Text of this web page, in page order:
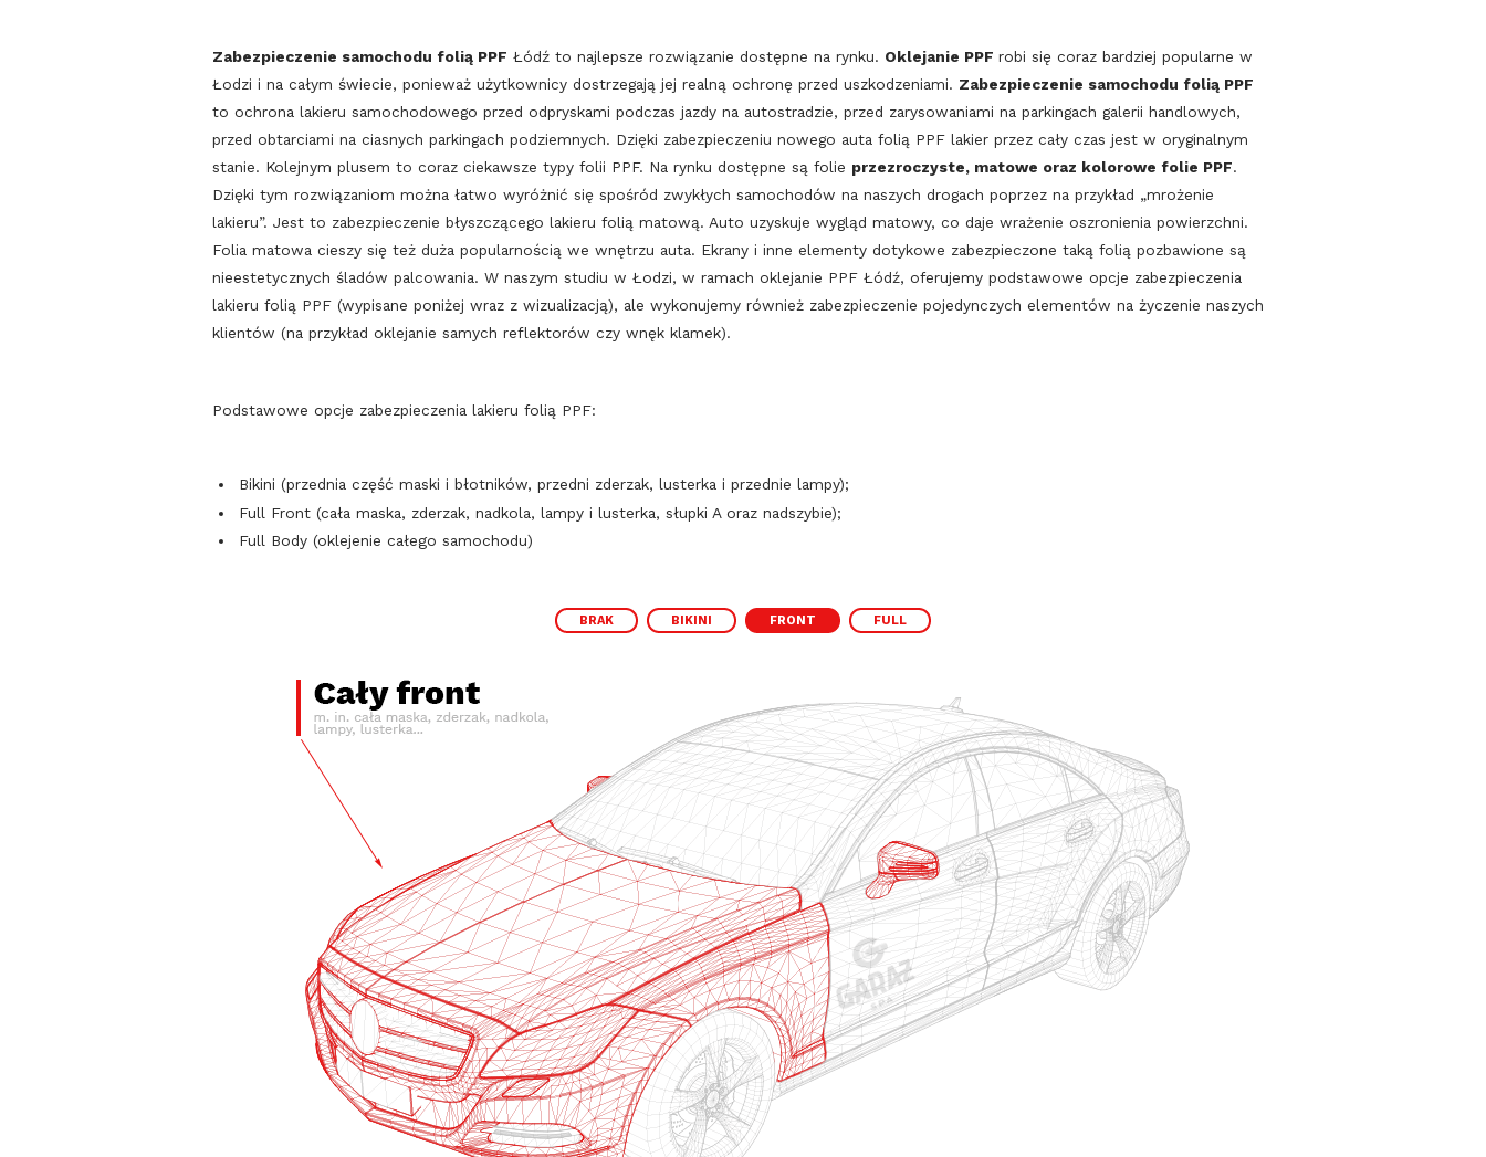
Zabezpieczenie samochodu folią PPF Łódź to najlepsze rozwiązanie dostępne na rynku. Oklejanie PPF robi się coraz bardziej popularne w
Łodzi i na całym świecie, ponieważ użytkownicy dostrzegają jej realną ochronę przed uszkodzeniami. Zabezpieczenie samochodu folią PPF
to ochrona lakieru samochodowego przed odpryskami podczas jazdy na autostradzie, przed zarysowaniami na parkingach galerii handlowych,
przed obtarciami na ciasnych parkingach podziemnych. Dzięki zabezpieczeniu nowego auta folią PPF lakier przez cały czas jest w oryginalnym
stanie. Kolejnym plusem to coraz ciekawsze typy folii PPF. Na rynku dostępne są folie przezroczyste, matowe oraz kolorowe folie PPF.
Dzięki tym rozwiązaniom można łatwo wyróżnić się spośród zwykłych samochodów na naszych drogach poprzez na przykład „mrożenie
lakieru”. Jest to zabezpieczenie błyszczącego lakieru folią matową. Auto uzyskuje wygląd matowy, co daje wrażenie oszronienia powierzchni.
Folia matowa cieszy się też duża popularnością we wnętrzu auta. Ekrany i inne elementy dotykowe zabezpieczone taką folią pozbawione są
nieestetycznych śladów palcowania. W naszym studiu w Łodzi, w ramach oklejanie PPF Łódź, oferujemy podstawowe opcje zabezpieczenia
lakieru folią PPF (wypisane poniżej wraz z wizualizacją), ale wykonujemy również zabezpieczenie pojedynczych elementów na życzenie naszych
klientów (na przykład oklejanie samych reflektorów czy wnęk klamek).
Podstawowe opcje zabezpieczenia lakieru folią PPF:
Bikini (przednia część maski i błotników, przedni zderzak, lusterka i przednie lampy);
Full Front (cała maska, zderzak, nadkola, lampy i lusterka, słupki A oraz nadszybie);
Full Body (oklejenie całego samochodu)
BRAK BIKINI FRONT FULL